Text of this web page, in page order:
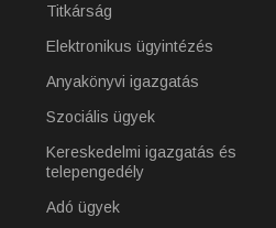
Titkárság
Elektronikus ügyintézés
Anyakönyvi igazgatás
Szociális ügyek
Kereskedelmi igazgatás és
telepengedély
Adó ügyek